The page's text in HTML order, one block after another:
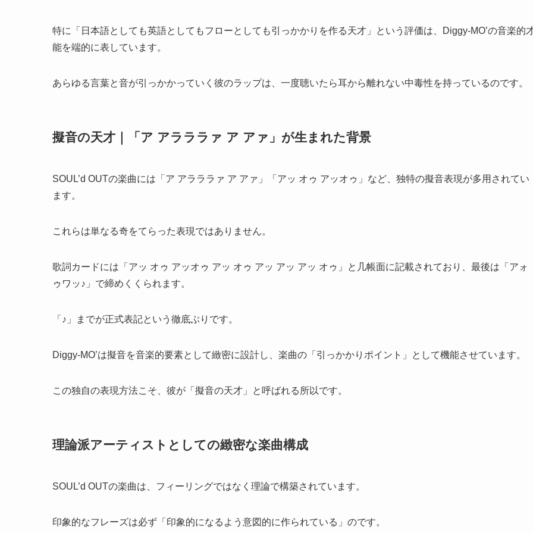
特に「日本語としても英語としてもフローとしても引っかかりを作る天才」という評価は、Diggy-MO’の音楽的
能を端的に表しています。
あらゆる言葉と音が引っかかっていく彼のラップは、一度聴いたら耳から離れない中毒性を持っているのです。
擬音の天才｜「ア アラララァ ア アァ」が生まれた背景
SOUL’d OUTの楽曲には「ア アラララァ ア アァ」「アッ オゥ アッオゥ」など、独特の擬音表現が多用されてい
ます。
これらは単なる奇をてらった表現ではありません。
歌詞カードには「アッ オゥ アッオゥ アッ オゥ アッ アッ アッ オゥ」と几帳面に記載されており、最後は「アォ
ゥワッ♪」で締めくくられます。
「♪」までが正式表記という徹底ぶりです。
Diggy-MO’は擬音を音楽的要素として緻密に設計し、楽曲の「引っかかりポイント」として機能させています。
この独自の表現方法こそ、彼が「擬音の天才」と呼ばれる所以です。
理論派アーティストとしての緻密な楽曲構成
SOUL’d OUTの楽曲は、フィーリングではなく理論で構築されています。
印象的なフレーズは必ず「印象的になるよう意図的に作られている」のです。